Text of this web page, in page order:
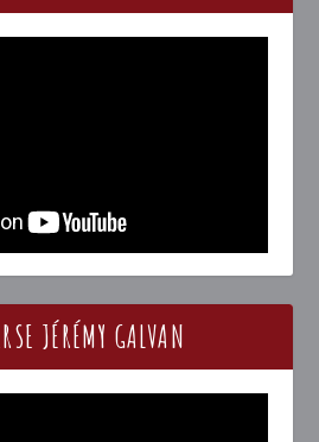
JÉRÉMY GALVAN